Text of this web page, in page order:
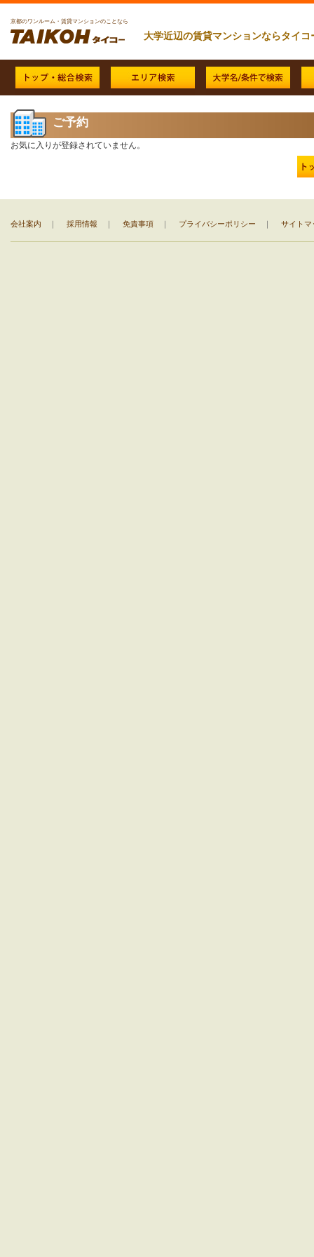
京都のワンルーム・賃貸マンションのことなら
大学近辺の賃貸マンションならタイコ
ご予約
お気に入りが登録されていません。
会社案内 ｜ 採用情報 ｜ 免責事項 ｜ プライバシーポリシー ｜ サイトマ